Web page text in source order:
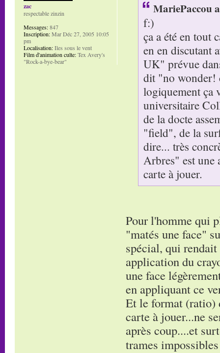
MariePaccou
f:)
ça a été en tout
en en discutant
UK" prévue
dit "no wonder!
logiquement ça
universitaire
de la docte
"field", de la
dire... très
Arbres" est une
carte à jouer.
Pour l'homme qui
"matés une face"
spécial, qui
application du
une face
en appliquant ce
Et le format (ratio)
carte à jouer...ne
après coup....et
trames
zac
respectable zinzin
Messages:847
Inscription:Mar Déc 27, 2005 10:05
pm
Localisation:Iles sous le vent
Film d'animation culte:Tex Avery's
"Rock-a-bye-bear"